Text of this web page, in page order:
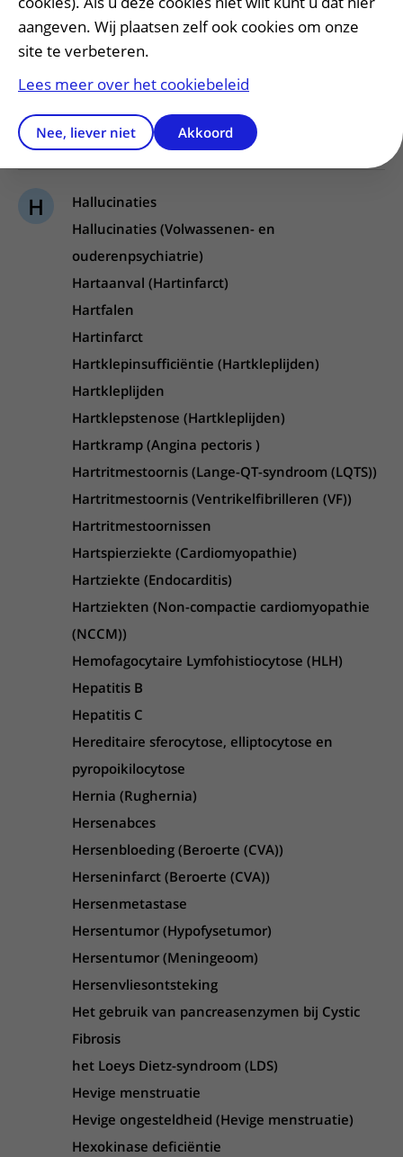
Gonartrose (Knieartrose)
Graves orbitopathie (Oogziekte van Graves)
Grootcellig B cel lymfoom (Diffuus grootcellig B-
cellymfoom (DLBCL))
H
Hallucinaties
Hallucinaties (Volwassenen- en
ouderenpsychiatrie)
Hartaanval (Hartinfarct)
Hartfalen
Hartinfarct
Hartklepinsufficiëntie (Hartkleplijden)
Hartkleplijden
Hartklepstenose (Hartkleplijden)
Hartkramp (Angina pectoris )
Hartritmestoornis (Lange-QT-syndroom (LQTS))
Hartritmestoornis (Ventrikelfibrilleren (VF))
Hartritmestoornissen
Hartspierziekte (Cardiomyopathie)
Hartziekte (Endocarditis)
Hartziekten (Non-compactie cardiomyopathie
(NCCM))
Hemofagocytaire Lymfohistiocytose (HLH)
Hepatitis B
Hepatitis C
Hereditaire sferocytose, elliptocytose en
pyropoikilocytose
Hernia (Rughernia)
Hersenabces
Hersenbloeding (Beroerte (CVA))
Herseninfarct (Beroerte (CVA))
Hersenmetastase
Hersentumor (Hypofysetumor)
Hersentumor (Meningeoom)
Hersenvliesontsteking
Het gebruik van pancreasenzymen bij Cystic
Fibrosis
het Loeys Dietz-syndroom (LDS)
Hevige menstruatie
Hevige ongesteldheid (Hevige menstruatie)
Hexokinase deficiëntie
aangeven. Wij plaatsen zelf ook cookies om onze
site te verbeteren.
Lees meer over het cookiebeleid
Nee, liever niet Akkoord